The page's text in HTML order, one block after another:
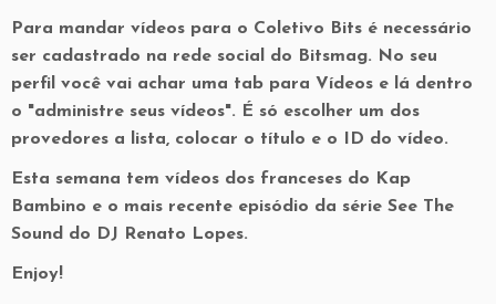
Para mandar vídeos para o Coletivo Bits é necessário
ser cadastrado na rede social do Bitsmag. No seu
perfil você vai achar uma tab para Vídeos e lá dentro
o "administre seus vídeos". É só escolher um dos
provedores a lista, colocar o título e o ID do vídeo.
Esta semana tem vídeos dos franceses do Kap
Bambino e o mais recente episódio da série See The
Sound do DJ Renato Lopes.
Enjoy!